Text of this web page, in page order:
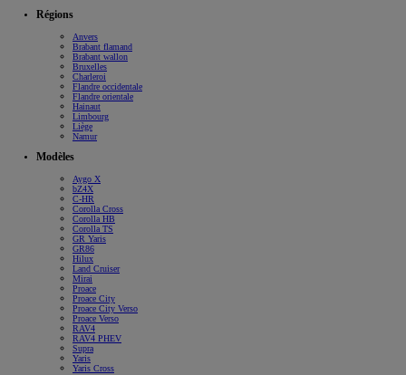
Régions
Anvers
Brabant flamand
Brabant wallon
Bruxelles
Charleroi
Flandre occidentale
Flandre orientale
Hainaut
Limbourg
Liège
Namur
Modèles
Aygo X
bZ4X
C-HR
Corolla Cross
Corolla HB
Corolla TS
GR Yaris
GR86
Hilux
Land Cruiser
Mirai
Proace
Proace City
Proace City Verso
Proace Verso
RAV4
RAV4 PHEV
Supra
Yaris
Yaris Cross